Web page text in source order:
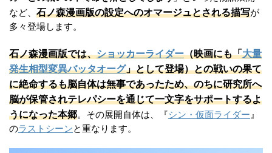
など、 石ノ森漫画版の設定へのオマージュとされる描写が
多々登場します。
石ノ森漫画版では、ショッカーライダー（映画にも「大量
発生相型変異バッタオーグ」として登場）との戦いの果て
に絶命するも脳自体は無事であったため、のちに研究所へ
脳が保管されテレパシーを通じて一文字をサポートするよ
うになった本郷。その展開自体は、『シン・仮面ライダー 』
のラストシーンと重なります。